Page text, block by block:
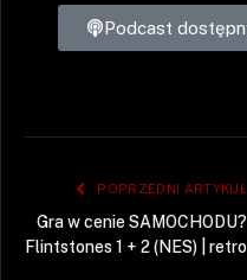
Podcast
POPRZEDNI ARTYKUŁ
Gra w cenie SAMOCHODU?
Flintstones 1 + 2 (NES) | retro